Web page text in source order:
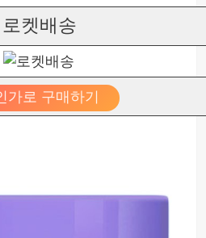
로켓배송
가로 구매하기